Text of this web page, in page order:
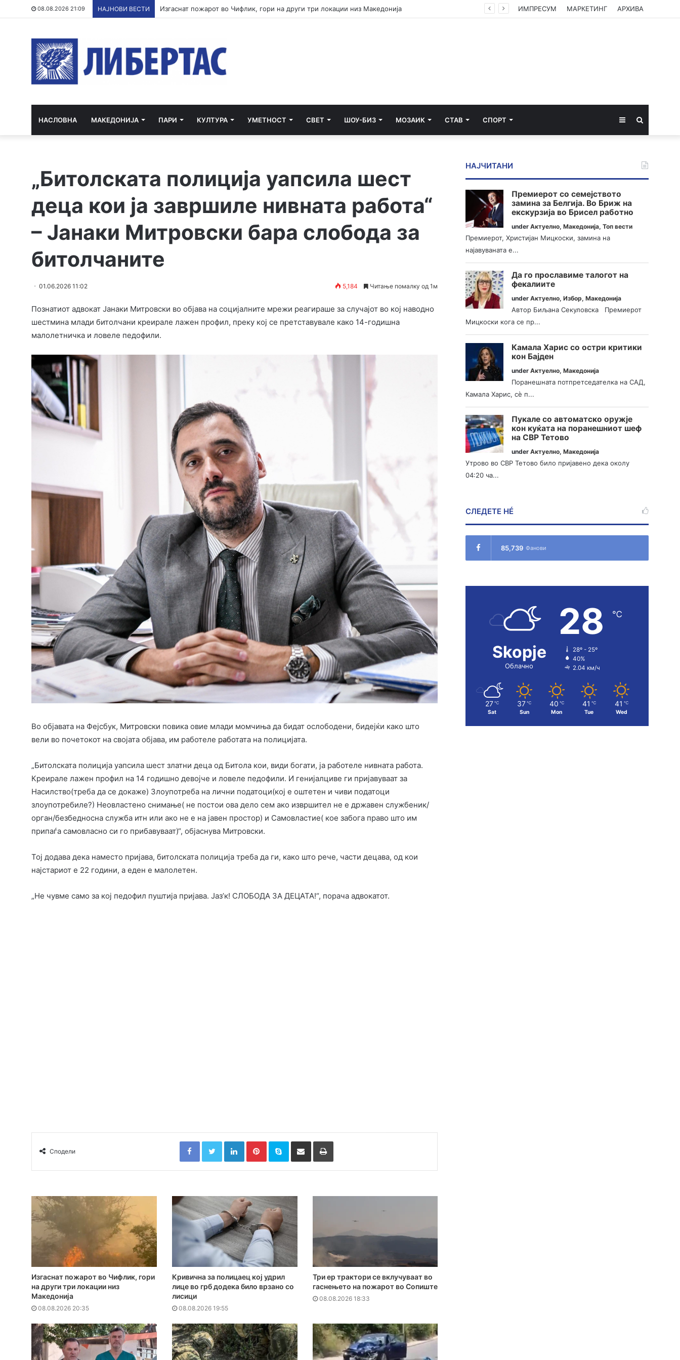
08.08.2026 21:09 НАЈНОВИ ВЕСТИ Кривична за полицаец кој удрил лице во грб додека било врзано со лисици ИМПРЕСУМ МАРКЕТИНГ АРХИВА
НАСЛОВНА МАКЕДОНИЈА ПАРИ КУЛТУРА УМЕТНОСТ СВЕТ ШОУ-БИЗ МОЗАИК СТАВ СПОРТ Sidebar
„Битолската полиција уапсила шест
деца кои ја завршиле нивната работа“
– Јанаки Митровски бара слобода за
битолчаните
01.06.2026 11:02 5,184 Читање помалку од 1м
Познатиот адвокат Јанаки Митровски во објава на социјалните мрежи реагираше за случајот во кој наводно
шестмина млади битолчани креирале лажен профил, преку кој се претставувале како 14-годишна
малолетничка и ловеле педофили.
Во објавата на Фејсбук, Митровски повика овие млади момчиња да бидат ослободени, бидејќи како што
вели во почетокот на својата објава, им работеле работата на полицијата.
„Битолската полиција уапсила шест златни деца од Битола кои, види богати, ја работеле нивната работа.
Креирале лажен профил на 14 годишно девојче и ловеле педофили. И генијалциве ги пријавуваат за
Насилство(треба да се докаже) Злоупотреба на лични податоци(кој е оштетен и чиви податоци
злоупотребиле?) Неовластено снимање( не постои ова дело сем ако извршител не е државен службеник/
орган/безбедносна служба итн или ако не е на јавен простор) и Самовластие( кое забога право што им
припаѓа самовласно си го прибавуваат)“, објаснува Митровски.
Тој додава дека наместо пријава, битолската полиција треба да ги, како што рече, части децава, од кои
најстариот е 22 години, а еден е малолетен.
„Не чувме само за кој педофил пуштија пријава. Јазʼк! СЛОБОДА ЗА ДЕЦАТА!“, порача адвокатот.
Сподели
FacebookTwitterLinkedInPinterestSkype Сподели преку Е-маил Испринтај
Изгаснат пожарот во Чифлик, гори
на други три локации низ
Македонија
08.08.2026 20:35
Кривична за полицаец кој удрил
лице во грб додека било врзано со
лисици
08.08.2026 19:55
Три ер трактори се вклучуваат во
гаснењето на пожарот во Сопиште
08.08.2026 18:33
НАЈЧИТАНИ
Премиерот со семејството
замина за Белгија. Во Бриж на
екскурзија во Брисел работно
underАктуелно,Македонија,Топ вести
Премиерот, Христијан Мицкоски, замина на
најавуваната е...
Да го прославиме талогот на
фекалиите
underАктуелно,Избор,Македонија
Автор Биљана Секуловска Премиерот
Мицкоски кога се пр...
Камала Харис со остри критики
кон Бајден
underАктуелно,Македонија
Поранешната потпретседателка на САД,
Камала Харис, сè п...
Пукале со автоматско оружје
кон куќата на поранешниот шеф
на СВР Тетово
underАктуелно,Македонија
Утрово во СВР Тетово било пријавено дека околу
04:20 ча...
СЛЕДЕТЕ НÉ
85,739 Фанови
Skopje
Облачно
28 ℃
28º - 25º
40%
2.04 км/ч
27 ℃
Sat
37 ℃
Sun
40 ℃
Mon
41 ℃
Tue
41 ℃
Wed